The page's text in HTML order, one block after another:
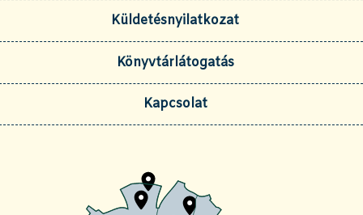
Küldetésnyilatkozat
Könyvtárlátogatás
Kapcsolat